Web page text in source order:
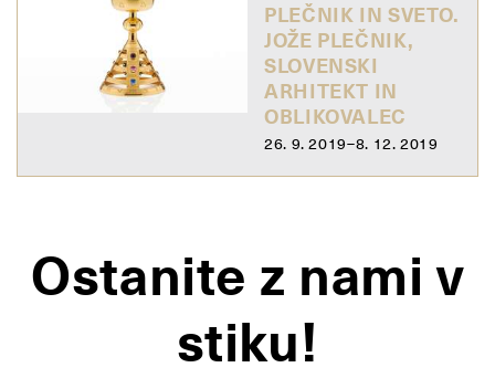
PLEČNIK IN SVETO.
JOŽE PLEČNIK,
SLOVENSKI
ARHITEKT IN
OBLIKOVALEC
26. 9. 2019–8. 12. 2019
Ostanite z nami v
stiku!